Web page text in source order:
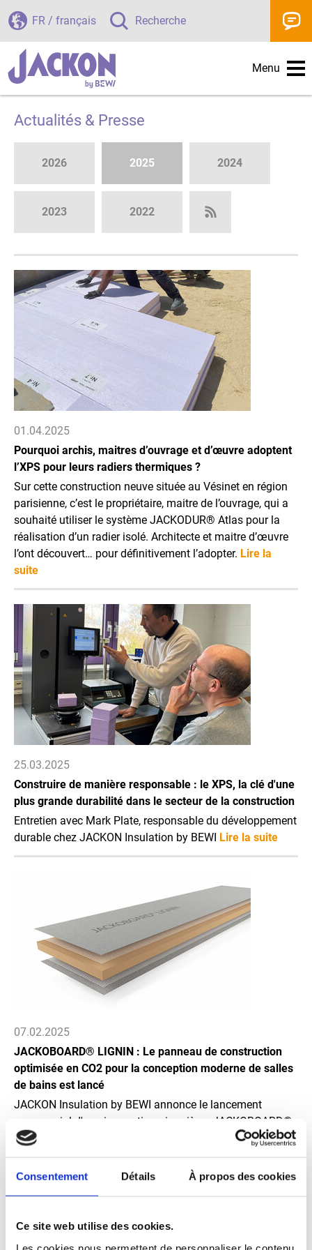
Consentement Détails À propos des cookies
Ce site web utilise des cookies.
Menu
FR / français Recherche
Actualités & Presse
2026 2025 2024
2023 2022
01.04.2025
Pourquoi archis, maitres d’ouvrage et d’œuvre adoptent
l’XPS pour leurs radiers thermiques ?
Sur cette construction neuve située au Vésinet en région
parisienne, c’est le propriétaire, maitre de l’ouvrage, qui a
souhaité utiliser le système JACKODUR® Atlas pour la
réalisation d’un radier isolé. Architecte et maitre d’œuvre
l’ont découvert… pour définitivement l’adopter. Lire la
suite
25.03.2025
Construire de manière responsable : le XPS, la clé d'une
plus grande durabilité dans le secteur de la construction
Entretien avec Mark Plate, responsable du développement
durable chez JACKON Insulation by BEWI Lire la suite
07.02.2025
JACKOBOARD® LIGNIN : Le panneau de construction
optimisée en CO2 pour la conception moderne de salles
de bains est lancé
JACKON Insulation by BEWI annonce le lancement
commercial d'une innovation pionnière : JACKOBOARD®
LIGNIN est la dernière génération de panneaux de
construction pour une conception de salle de bains
respectueuse du CO2. Le noyau est composé
neutre en CO2 et utilise 100 % d'énergie renouvelable.